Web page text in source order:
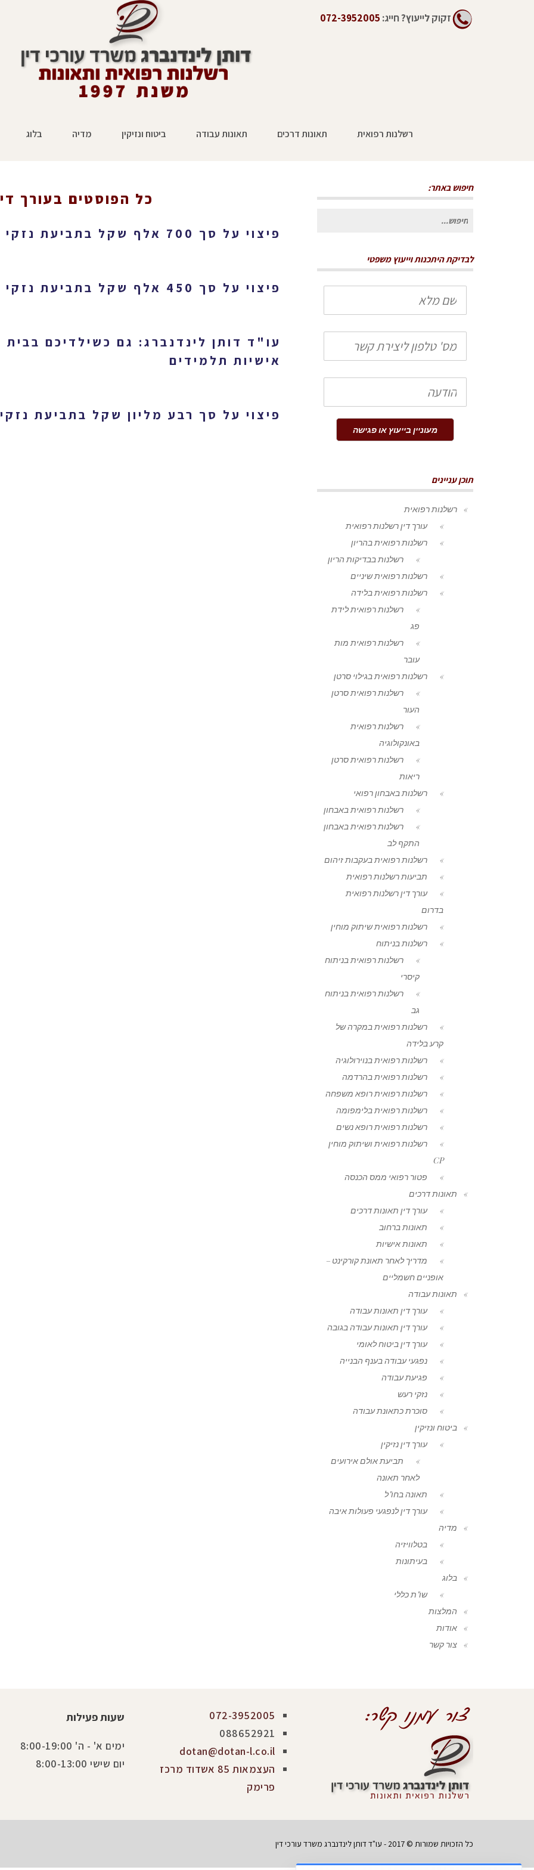
זקוק לייעוץ?חייג: 072-3952005
רשלנות רפואית תאונות דרכים תאונות עבודה ביטוח ונזיקין מדיה בלוג
כל הפוסטים בעורך
פיצוי על סך 700 אלף שקל בתביעת נזקי גוף
פיצוי על סך 450 אלף שקל בתביעת נזקי גוף ותאונות
עו"ד דותן לינדנברג: גם כשילדיכם
אישיות תלמידים
פיצוי על סך רבע מליון שקל בתביעת
חיפוש באתר:
חיפוש
לבדיקת היתכנות וייעוץ משפטי
שם
מלא
טלפון
הודעה
מעוניין בייעוץ או פגישה
תוכן עניינים
רשלנות רפואית
עורך דין רשלנות רפואית
רשלנות רפואית בהריון
רשלנות בבדיקות הריון
רשלנות רפואית שיניים
רשלנות רפואית בלידה
רשלנות רפואית לידת
פג
רשלנות רפואית מות
עובר
רשלנות רפואית בגילוי סרטן
רשלנות רפואית סרטן
העור
רשלנות רפואית
באונקולוגיה
רשלנות רפואית סרטן
ריאות
רשלנות באבחון רפואי
רשלנות רפואית באבחון
רשלנות רפואית באבחון
התקף לב
רשלנות רפואית בעקבות זיהום
תביעות רשלנות רפואית
עורך דין רשלנות רפואית
בדרום
רשלנות רפואית שיתוק מוחין
רשלנות בניתוח
רשלנות רפואית בניתוח
קיסרי
רשלנות רפואית בניתוח
גב
רשלנות רפואית במקרה של
קרע בלידה
רשלנות רפואית בנוירולוגיה
רשלנות רפואית בהרדמה
רשלנות רפואית רופא משפחה
רשלנות רפואית בלימפומה
רשלנות רפואית רופא נשים
רשלנות רפואית ושיתוק מוחין
CP
פטור רפואי ממס הכנסה
תאונות דרכים
עורך דין תאונות דרכים
תאונות ברחוב
תאונות אישיות
מדריך לאחר תאונת קורקינט –
אופניים חשמליים
תאונות עבודה
עורך דין תאונות עבודה
עורך דין תאונות עבודה בגובה
עורך דין ביטוח לאומי
נפגעי עבודה בענף הבנייה
פגיעת עבודה
נזקי רעש
סוכרת כתאונת עבודה
ביטוח ונזיקין
עורך דין נזיקין
תביעת אולם אירועים
לאחר תאונה
תאונה בחו"ל
עורך דין לנפגעי פעולות איבה
מדיה
בטלוויזיה
בעיתונות
בלוג
שו"ת כללי
המלצות
אודות
צור קשר
072-3952005
088652921
dotan@dotan-l.co.il
העצמאות 85 אשדוד מרכז
פרימק
שעות פעילות
ימים א' - ה' 8:00-19:00
יום שישי 8:00-13:00
כל הזכויות שמורות © 2017 - עו"ד דותן לינדנברג משרד עורכי דין